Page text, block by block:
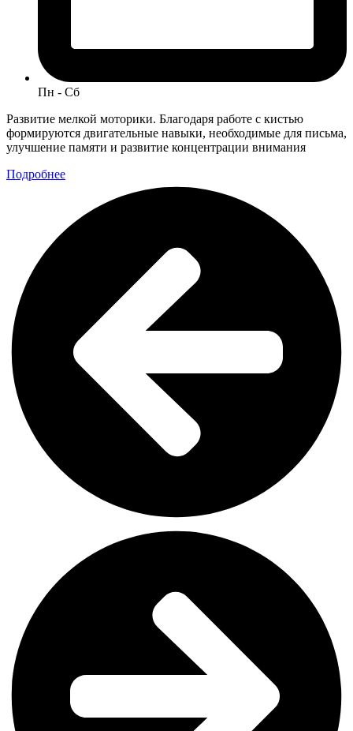
Пн - Сб
Развитие мелкой моторики. Благодаря работе с кистью
формируются двигательные навыки, необходимые для письма,
улучшение памяти и развитие концентрации внимания
Подробнее